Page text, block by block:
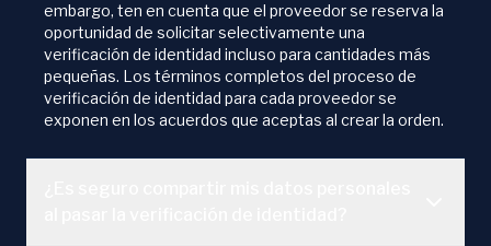
embargo, ten en cuenta que el proveedor se reserva la
oportunidad de solicitar selectivamente una
verificación de identidad incluso para cantidades más
pequeñas. Los términos completos del proceso de
verificación de identidad para cada proveedor se
exponen en los acuerdos que aceptas al crear la orden.